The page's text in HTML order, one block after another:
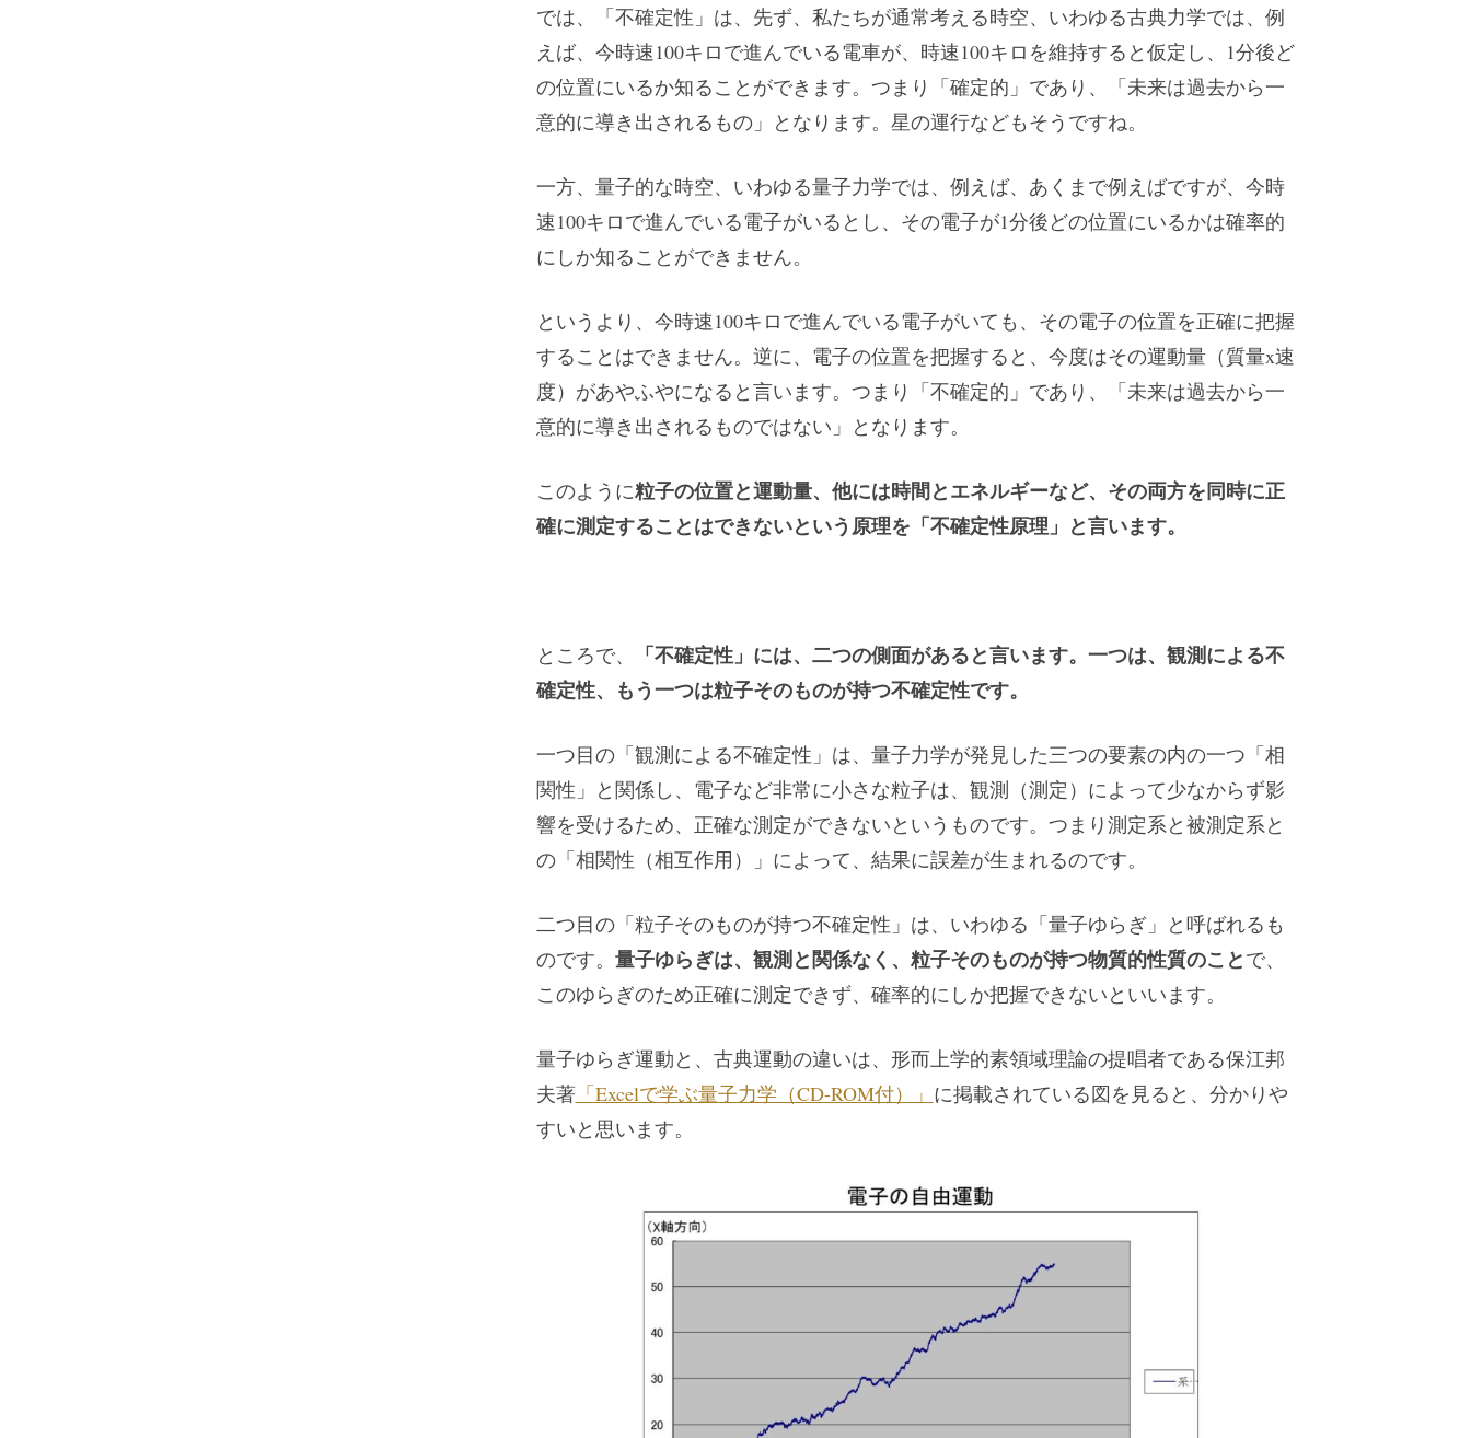
では、「不確定性」は、先ず、私たちが通常考える時空、いわゆる古典力学では、例
えば、今時速100キロで進んでいる電車が、時速100キロを維持すると仮定し、1分後ど
の位置にいるか知ることができます。つまり「確定的」であり、「未来は過去から一
意的に導き出されるもの」となります。星の運行などもそうですね。
一方、量子的な時空、いわゆる量子力学では、例えば、あくまで例えばですが、今時
速100キロで進んでいる電子がいるとし、その電子が1分後どの位置にいるかは確率的
にしか知ることができません。
というより、今時速100キロで進んでいる電子がいても、その電子の位置を正確に把握
することはできません。逆に、電子の位置を把握すると、今度はその運動量（質量x速
度）があやふやになると言います。つまり「不確定的」であり、「未来は過去から一
意的に導き出されるものではない」となります。
このように粒子の位置と運動量、他には時間とエネルギーなど、その両方を同時に正
確に測定することはできないという原理を「不確定性原理」と言います。
ところで、
「不確定性」には、二つの側面があると言います。一つは、観測による不
確定性、もう一つは粒子そのものが持つ不確定性です。
一つ目の「観測による不確定性」は、量子力学が発見した三つの要素の内の一つ「相
関性」と関係し、電子など非常に小さな粒子は、観測（測定）によって少なからず影
響を受けるため、正確な測定ができないというものです。つまり測定系と被測定系と
の「相関性（相互作用）」によって、結果に誤差が生まれるのです。
二つ目の「粒子そのものが持つ不確定性」は、いわゆる「量子ゆらぎ」と呼ばれるも
のです。 量子ゆらぎは、観測と関係なく、粒子そのものが持つ物質的性質のことで、
このゆらぎのため正確に測定できず、確率的にしか把握できないといいます。
量子ゆらぎ運動と、古典運動の違いは、形而上学的素領域理論の提唱者である保江邦
夫著「Excelで学ぶ量子力学（CD-ROM付）」 に掲載されている図を見ると、分かりや
すいと思います。